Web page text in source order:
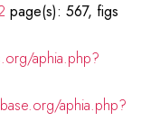
page(s): 567, figs
aphia.php?
aphia.php?